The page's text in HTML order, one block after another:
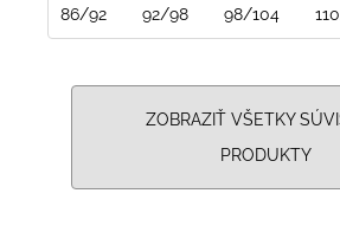
86/92 92/98 98/104
ZOBRAZIŤ VŠETKY
PRODUKTY